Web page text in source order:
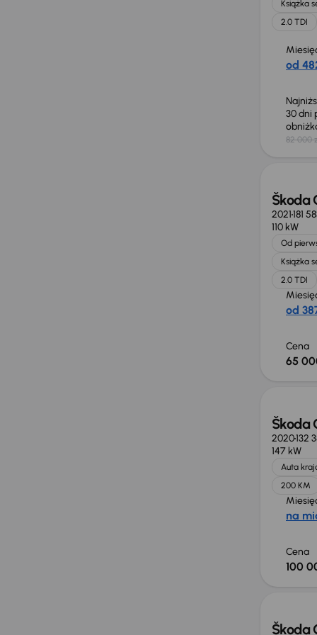
Książka
2.0 TDI
od
30 dni
82 000
Škoda
2021181
110 kW
Od
Książka
2.0 TDI
od
Cena
65
Škoda
2020132
147 kW
Auta
200 KM
na
Cena
100
Škoda